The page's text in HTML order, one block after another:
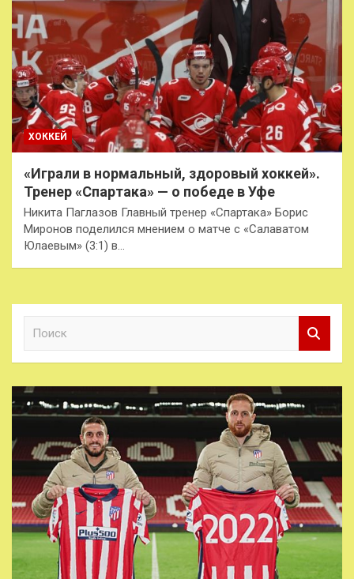
ХОККЕЙ
«Играли в нормальный, здоровый хоккей».
Тренер «Спартака» — о победе в Уфе
Никита Паглазов Главный тренер «Спартака» Борис
Миронов поделился мнением о матче с «Салаватом
Юлаевым» (3:1) в…
к